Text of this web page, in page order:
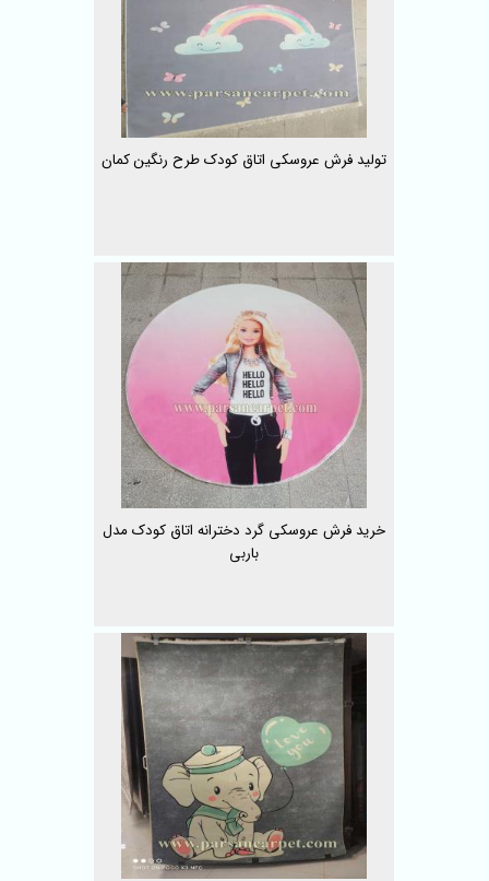
تولید فرش عروسکی اتاق کودک طرح رنگین کمان
خرید فرش عروسکی گرد دخترانه اتاق کودک مدل
باربی